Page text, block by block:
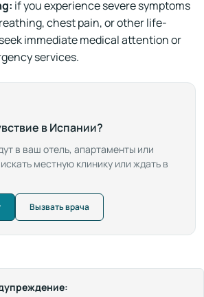
if you experience severe symptoms
chest pain, or other life-
immediate medical attention or
services.
в Испании?
в ваш отель, апартаменты или
местную клинику или ждать в
Вызвать врача